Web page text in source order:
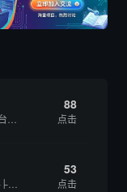
88
点击
53
点击